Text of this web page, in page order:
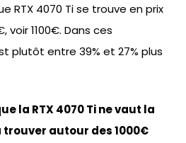
RTX 4070 Ti se trouve en prix
voir 1100€. Dans ces
plutôt entre 39% et 27% plus
la RTX 4070 Ti ne vaut la
trouver autour des 1000€